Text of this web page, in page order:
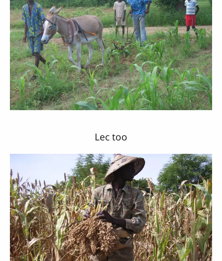
Lec too